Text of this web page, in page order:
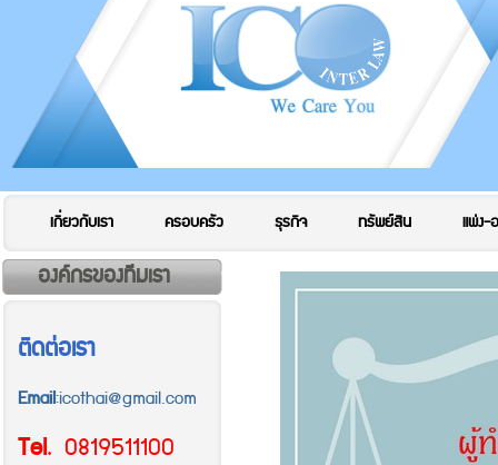
เกี่ยวกับเรา ครอบครัว ธุรกิจ ทรัพย์สิน แพ่ง-
องค์กรของทีมเรา
ติดต่อเรา
Email:icothai@gmail.com
Tel. 0819511100